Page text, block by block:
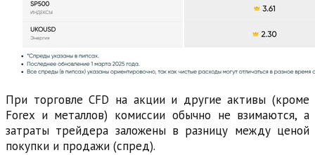
При торговле CFD на акции и другие активы (кроме
Forex и металлов) комиссии обычно не взимаются, а
затраты трейдера заложены в разницу между ценой
покупки и продажи (спред).